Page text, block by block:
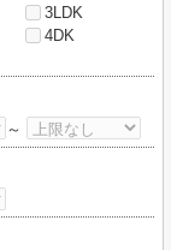
3LDK
4DK
～